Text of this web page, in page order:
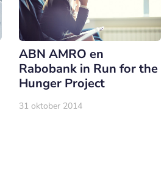
ABN AMRO en
Rabobank in Run for the
Hunger Project
31 oktober 2014